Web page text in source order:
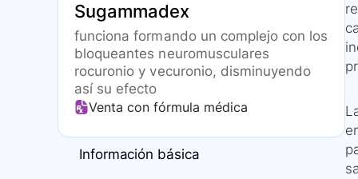
Sugammadex
funciona formando un complejo con los
bloqueantes neuromusculares
rocuronio y vecuronio, disminuyendo
así su efecto
Venta con fórmula médica
Información básica